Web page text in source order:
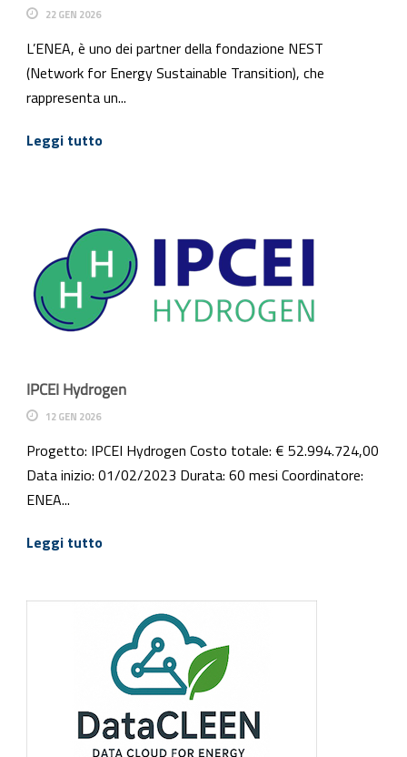
22 GEN 2026
L’ENEA, è uno dei partner della fondazione NEST
(Network for Energy Sustainable Transition), che
rappresenta un...
Leggi tutto
IPCEI Hydrogen
12 GEN 2026
Progetto: IPCEI Hydrogen Costo totale: € 52.994.724,00
Data inizio: 01/02/2023 Durata: 60 mesi Coordinatore:
ENEA...
Leggi tutto